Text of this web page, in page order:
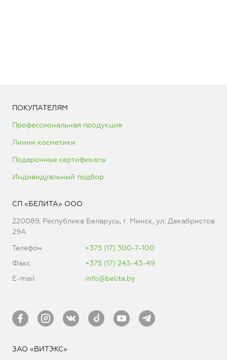
ПОКУПАТЕЛЯМ
Профессиональная продукция
Линии косметики
Подарочные сертификаты
Индивидуальный подбор
СП «БЕЛИТА» ООО
220089, Республика Беларусь, г. Минск, ул. Декабристов
29А
Телефон
+375 (17) 300-7-100
Факс
+375 (17) 243-43-49
E-mail
info@belita.by
ЗАО «ВИТЭКС»